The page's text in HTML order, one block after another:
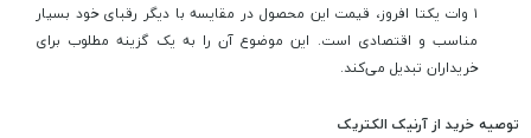
۱ وات یکتا افروز، قیمت این محصول در مقایسه با دیگر رقبای خود بسیار
مناسب و اقتصادی است. این موضوع آن را به یک گزینه مطلوب برای
خریداران تبدیل می‌کند.
توصیه خرید از آرنیک الکتریک